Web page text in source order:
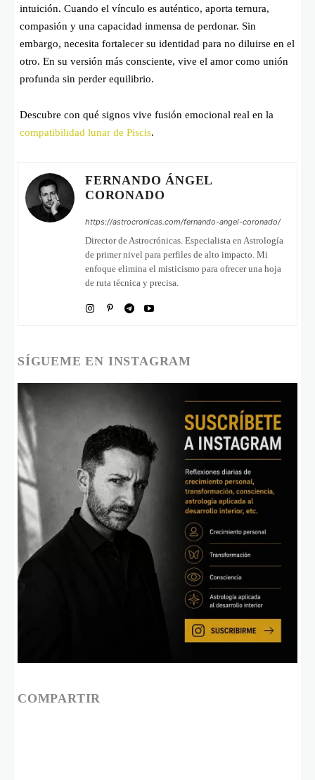
intuición. Cuando el vínculo es auténtico, aporta ternura,
compasión y una capacidad inmensa de perdonar. Sin
embargo, necesita fortalecer su identidad para no diluirse en el
otro. En su versión más consciente, vive el amor como unión
profunda sin perder equilibrio.
Descubre con qué signos vive fusión emocional real en la
compatibilidad lunar de Piscis.
FERNANDO ÁNGEL
CORONADO
https://astrocronicas.com/fernando-angel-coronado/
Director de Astrocrónicas. Especialista en Astrología
de primer nivel para perfiles de alto impacto. Mi
enfoque elimina el misticismo para ofrecer una hoja
de ruta técnica y precisa.
SÍGUEME EN INSTAGRAM
COMPARTIR